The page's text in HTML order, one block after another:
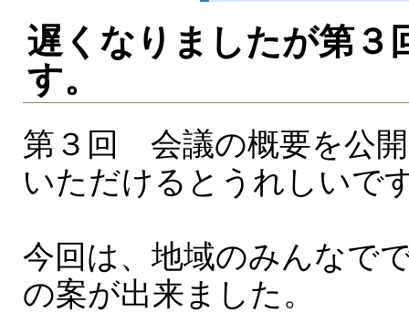
遅くなりましたが第３
す。
第３回 会議の概要を公
いただけるとうれしいで
今回は、地域のみんなで
の案が出来ました。